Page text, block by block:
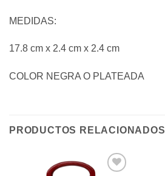
MEDIDAS:
17.8 cm x 2.4 cm x 2.4 cm
COLOR NEGRA O PLATEADA
PRODUCTOS RELACIONADOS